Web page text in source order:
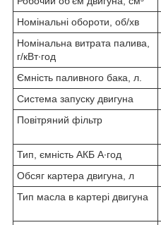
Номінальні обороти, об/хв
Номінальна витрата палива,
г/кВт∙год
Ємність паливного бака, л.
Система запуску двигуна
Повітряний фільтр
Тип, ємність АКБ А∙год
Обсяг картера двигуна, л
Тип масла в картері двигуна